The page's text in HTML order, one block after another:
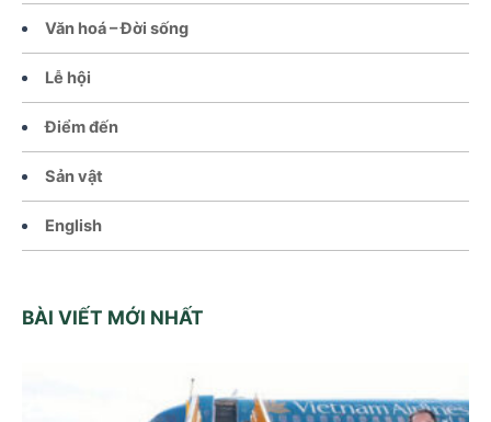
Văn hoá – Đời sống
Lễ hội
Điểm đến
Sản vật
English
BÀI VIẾT MỚI NHẤT